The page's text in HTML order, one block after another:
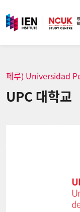
페루) Universidad
UPC 대학교